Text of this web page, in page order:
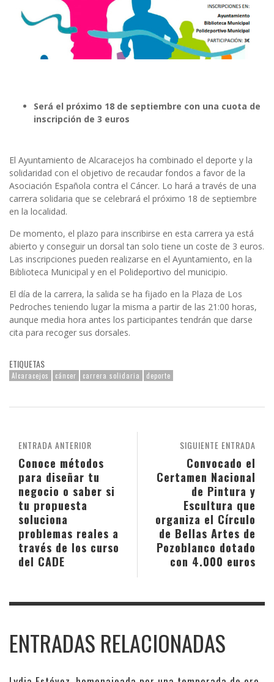
Será el próximo 18 de septiembre con una cuota de
inscripción de 3 euros
El Ayuntamiento de Alcaracejos ha combinado el deporte y la
solidaridad con el objetivo de recaudar fondos a favor de la
Asociación Española contra el Cáncer. Lo hará a través de una
carrera solidaria que se celebrará el próximo 18 de septiembre
en la localidad.
De momento, el plazo para inscribirse en esta carrera ya está
abierto y conseguir un dorsal tan solo tiene un coste de 3 euros.
Las inscripciones pueden realizarse en el Ayuntamiento, en la
Biblioteca Municipal y en el Polideportivo del municipio.
El día de la carrera, la salida se ha fijado en la Plaza de Los
Pedroches teniendo lugar la misma a partir de las 21:00 horas,
aunque media hora antes los participantes tendrán que darse
cita para recoger sus dorsales.
ETIQUETAS
Alcaracejos cáncer carrera solidaria deporte
SIGUIENTE ENTRADA
Convocado el
Certamen Nacional
de Pintura y
Escultura que
organiza el Círculo
de Bellas Artes de
Pozoblanco dotado
con 4.000 euros
ENTRADA ANTERIOR
Conoce métodos
para diseñar tu
negocio o saber si
tu propuesta
soluciona
problemas reales a
través de los curso
del CADE
ENTRADAS RELACIONADAS